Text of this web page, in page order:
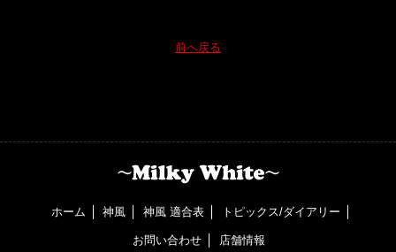
前へ戻る
ホーム 神風 神風 適合表 トピックス/ダイアリー
お問い合わせ 店舗情報